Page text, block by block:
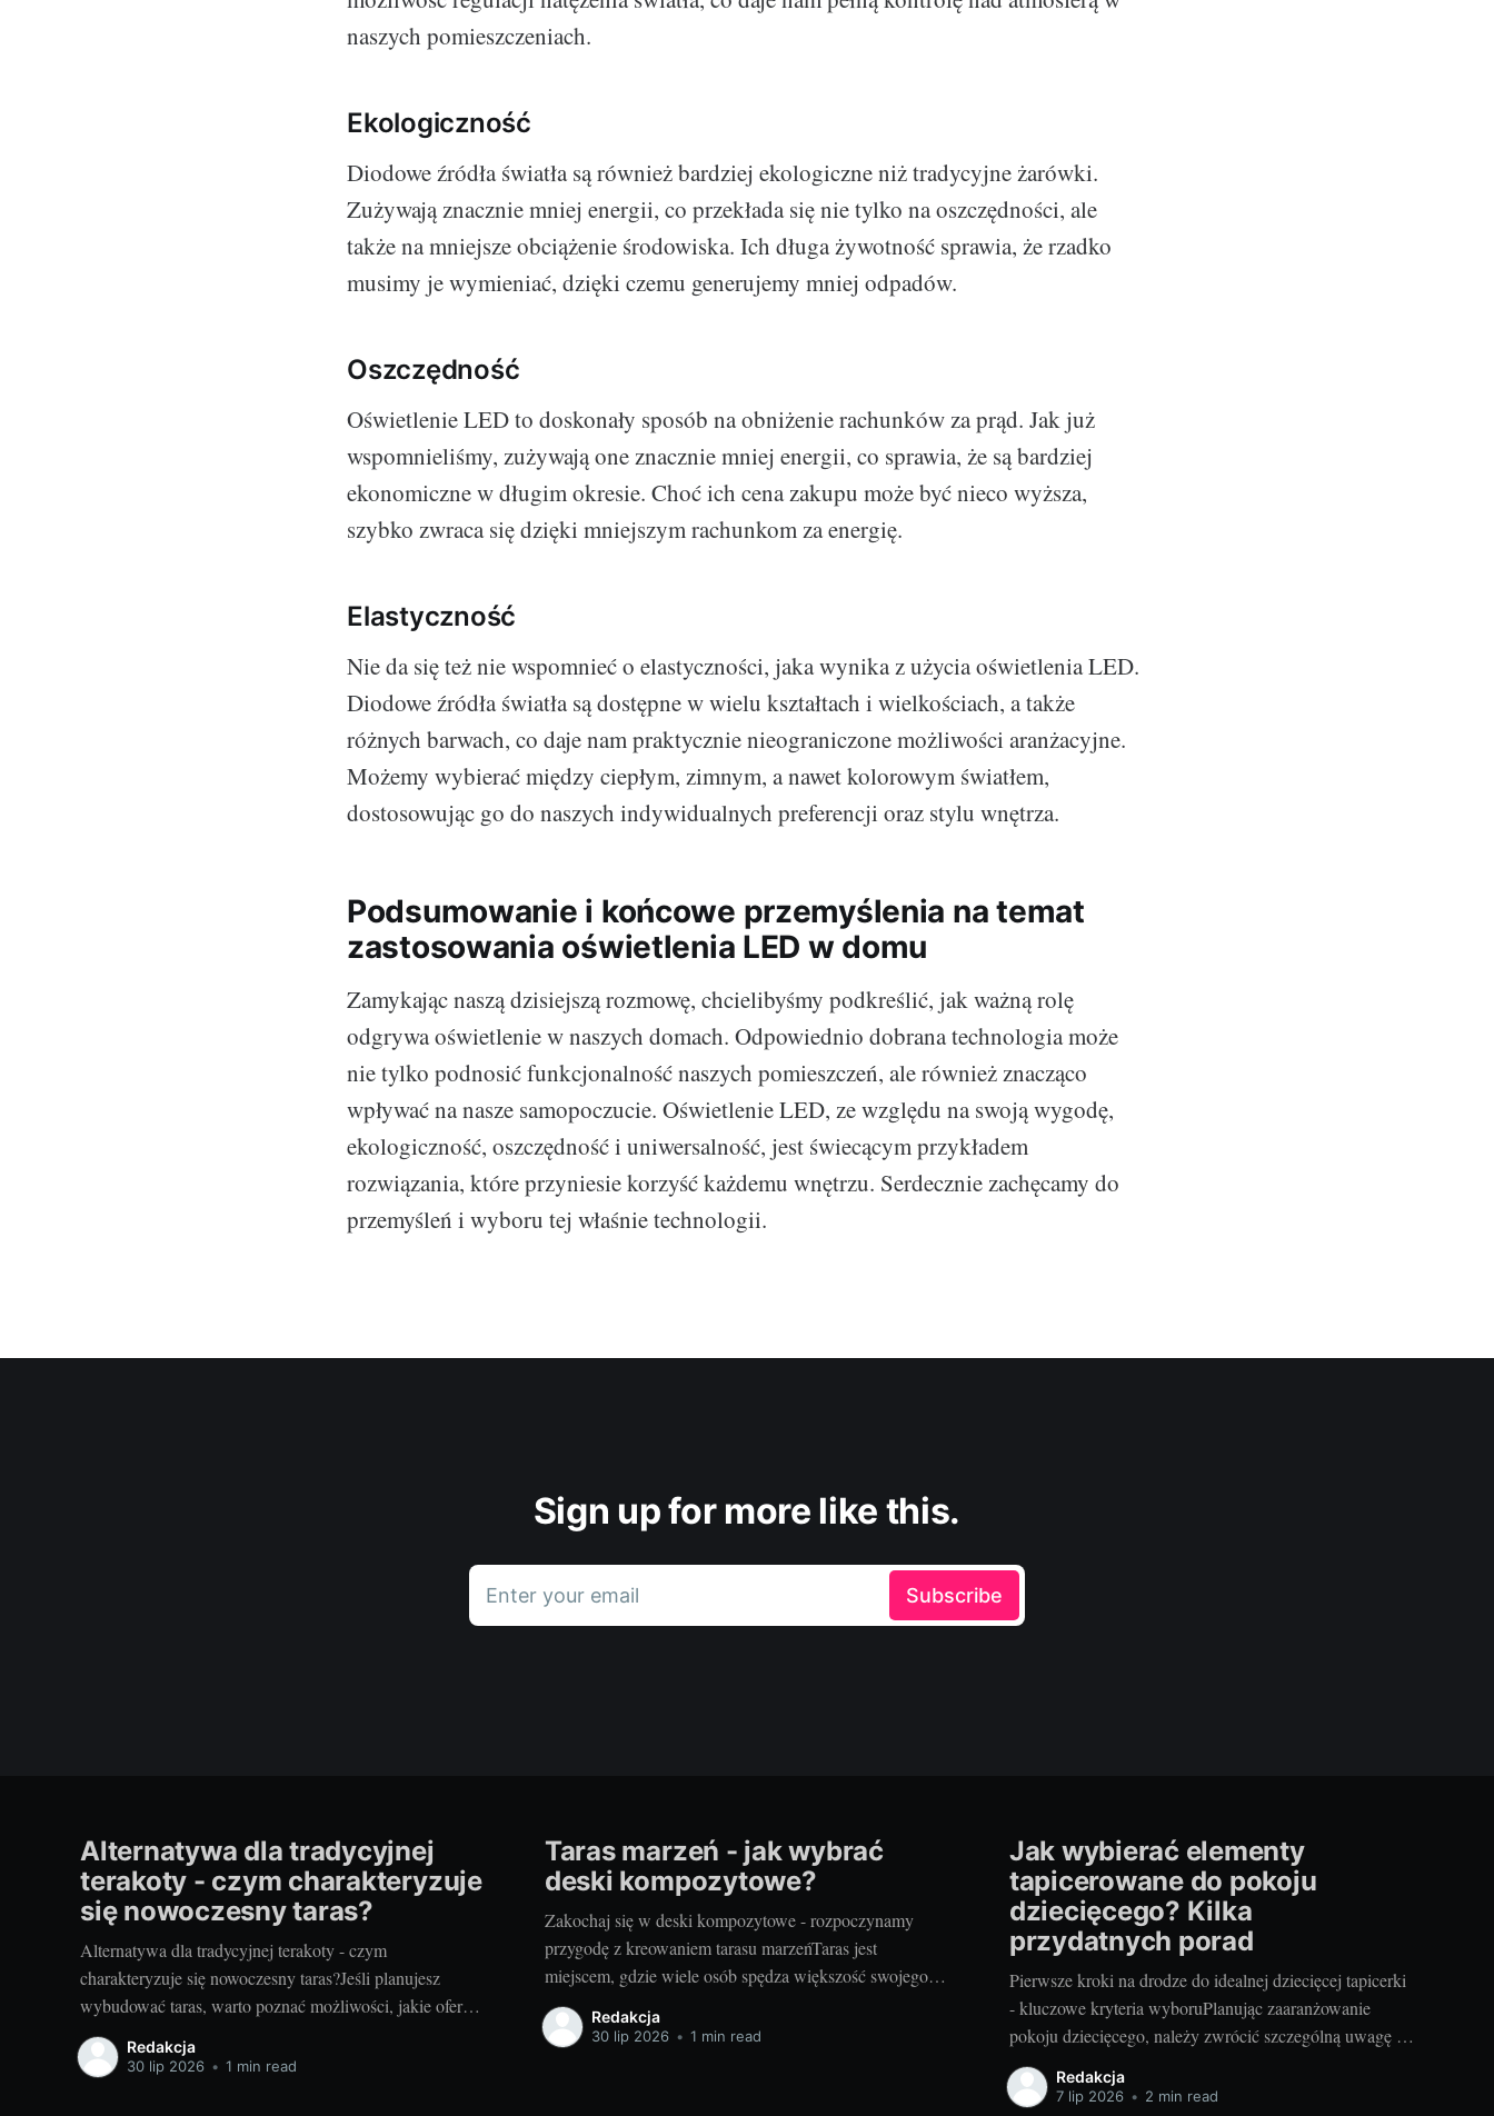
naszych pomieszczeniach.
Ekologiczność
Diodowe źródła światła są również bardziej ekologiczne niż tradycyjne żarówki.
Zużywają znacznie mniej energii, co przekłada się nie tylko na oszczędności, ale
także na mniejsze obciążenie środowiska. Ich długa żywotność sprawia, że rzadko
musimy je wymieniać, dzięki czemu generujemy mniej odpadów.
Oszczędność
Oświetlenie LED to doskonały sposób na obniżenie rachunków za prąd. Jak już
wspomnieliśmy, zużywają one znacznie mniej energii, co sprawia, że są bardziej
ekonomiczne w długim okresie. Choć ich cena zakupu może być nieco wyższa,
szybko zwraca się dzięki mniejszym rachunkom za energię.
Elastyczność
Nie da się też nie wspomnieć o elastyczności, jaka wynika z użycia oświetlenia LED.
Diodowe źródła światła są dostępne w wielu kształtach i wielkościach, a także
różnych barwach, co daje nam praktycznie nieograniczone możliwości aranżacyjne.
Możemy wybierać między ciepłym, zimnym, a nawet kolorowym światłem,
dostosowując go do naszych indywidualnych preferencji oraz stylu wnętrza.
Podsumowanie i końcowe przemyślenia na temat
zastosowania oświetlenia LED w domu
Zamykając naszą dzisiejszą rozmowę, chcielibyśmy podkreślić, jak ważną rolę
odgrywa oświetlenie w naszych domach. Odpowiednio dobrana technologia może
nie tylko podnosić funkcjonalność naszych pomieszczeń, ale również znacząco
wpływać na nasze samopoczucie. Oświetlenie LED, ze względu na swoją wygodę,
ekologiczność, oszczędność i uniwersalność, jest świecącym przykładem
rozwiązania, które przyniesie korzyść każdemu wnętrzu. Serdecznie zachęcamy do
przemyśleń i wyboru tej właśnie technologii.
Sign up for more like this.
Enter your email Subscribe
Alternatywa dla tradycyjnej
terakoty - czym charakteryzuje
się nowoczesny taras?
Alternatywa dla tradycyjnej terakoty - czym
charakteryzuje się nowoczesny taras?Jeśli planujesz
wybudować taras, warto poznać możliwości, jakie oferują
nowoczesne rozwiązania. Można przecież zdecydować
się na coś więcej niż tylko tradycyjną terakotę. Ale jak
Redakcja
30 lip 2026 • 1 min read
Taras marzeń - jak wybrać
deski kompozytowe?
Zakochaj się w deski kompozytowe - rozpoczynamy
przygodę z kreowaniem tarasu marzeńTaras jest
miejscem, gdzie wiele osób spędza większość swojego
wolnego czasu, zwłaszcza w okresie wiosenno-letnim.
Zarówno letnie, słoneczne dni, jak i chłodniejsze,
Redakcja
30 lip 2026 • 1 min read
Jak wybierać elementy
tapicerowane do pokoju
dziecięcego? Kilka
przydatnych porad
Pierwsze kroki na drodze do idealnej dziecięcej tapicerki
- kluczowe kryteria wyboruPlanując zaaranżowanie
pokoju dziecięcego, należy zwrócić szczególną uwagę na
wybór odpowiednich elementów tapicerowanych. Są one
nie tylko ważnym elementem stylistycznym, ale również
Redakcja
7 lip 2026 • 2 min read